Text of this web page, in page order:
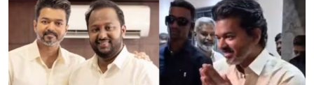
Special Story
Business
Crime